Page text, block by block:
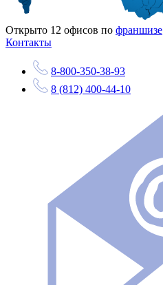
Открыто 12 офисов по франшизе
Контакты
8-800-350-38-93
8 (812) 400-44-10